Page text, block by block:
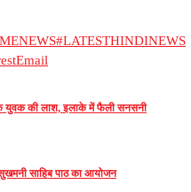
#LATESTHINDINEWS
Email
युवक की लाश, इलाके में फैली सनसनी
साहिब पाठ का आयोजन